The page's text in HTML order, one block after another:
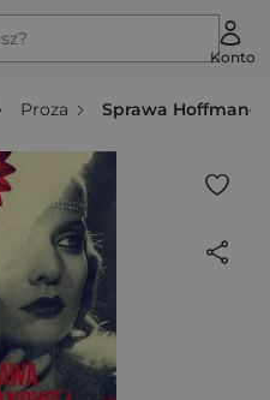
Konto
Proza Sprawa